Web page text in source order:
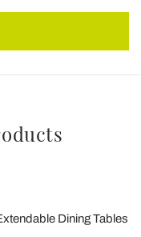
Dining Tables